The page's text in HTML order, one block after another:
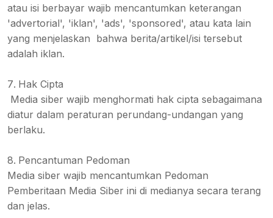
atau isi berbayar wajib mencantumkan keterangan
'advertorial', 'iklan', 'ads', 'sponsored', atau kata lain
yang menjelaskan bahwa berita/artikel/isi tersebut
adalah iklan.
Hak Cipta
Media siber wajib menghormati hak cipta sebagaimana
diatur dalam peraturan perundang-undangan yang
berlaku.
Pencantuman Pedoman
Media siber wajib mencantumkan Pedoman
Pemberitaan Media Siber ini di medianya secara terang
dan jelas.